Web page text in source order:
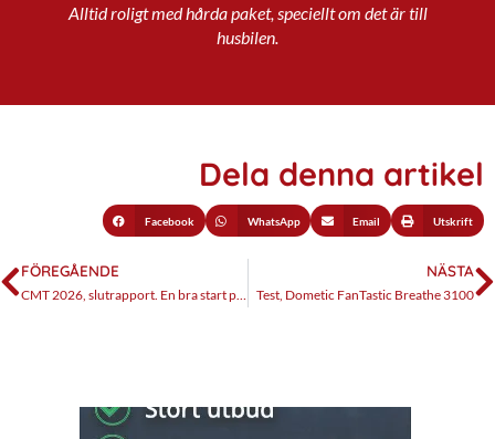
Alltid roligt med hårda paket, speciellt om det är till
husbilen.
Dela denna artikel
Facebook WhatsApp Email Utskrift
FÖREGÅENDE
CMT 2026, slutrapport. En bra start på säsongen!
NÄSTA
Test, Dometic FanTastic Breathe 3100